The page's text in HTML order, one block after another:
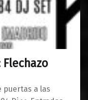
puertas a las